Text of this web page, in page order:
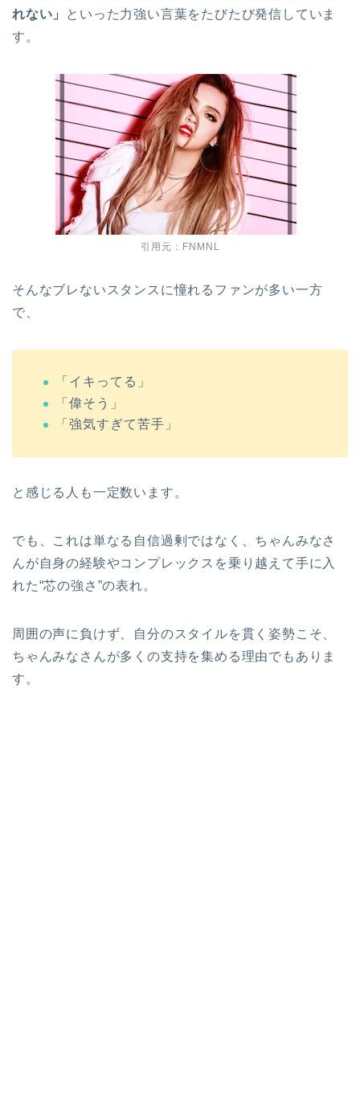
れない」
といった力強い言葉をたびたび発信していま
す。
引用元：FNMNL
そんなブレないスタンスに憧れるファンが多い一方
で、
「イキってる」
「偉そう」
「強気すぎて苦手」
と感じる人も一定数います。
でも、これは単なる自信過剰ではなく、ちゃんみなさ
んが自身の経験やコンプレックスを乗り越えて手に入
れた“芯の強さ”の表れ。
周囲の声に負けず、自分のスタイルを貫く姿勢こそ、
ちゃんみなさんが多くの支持を集める理由でもありま
す。